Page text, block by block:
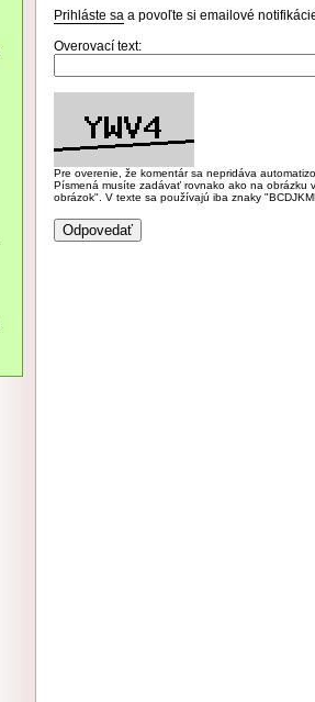
Prihláste sa a povoľte si emailové
Overovací text:
Pre overenie, že komentár sa nepridáva
Písmená musíte zadávať rovnako ako na
obrázok". V texte sa používajú iba znaky